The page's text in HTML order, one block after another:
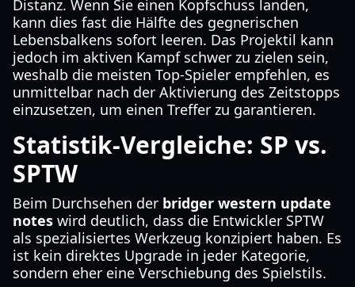
Distanz. Wenn Sie einen Kopfschuss landen,
kann dies fast die Hälfte des gegnerischen
Lebensbalkens sofort leeren. Das Projektil kann
jedoch im aktiven Kampf schwer zu zielen sein,
weshalb die meisten Top-Spieler empfehlen, es
unmittelbar nach der Aktivierung des Zeitstopps
einzusetzen, um einen Treffer zu garantieren.
Statistik-Vergleiche: SP vs.
SPTW
Beim Durchsehen der bridger western update
notes wird deutlich, dass die Entwickler SPTW
als spezialisiertes Werkzeug konzipiert haben. Es
ist kein direktes Upgrade in jeder Kategorie,
sondern eher eine Verschiebung des Spielstils.